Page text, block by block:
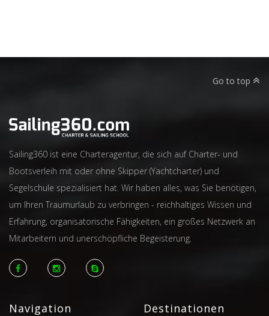
Go to top
Sailing360 ist eine Charteragentur, die sich auf Charter- und
Bootsverleih mit oder ohne Skipper (Yachtcharter) und
Segelschule spezialisiert hat. Wir haben alles, was Sie benötigen,
um Ihren Traumurlaub zu verbringen - reichhaltiges Wissen und
Erfahrung, organisatorische Fähigkeiten, ein großes Netzwerk an
Mitarbeitern und unerschöpfliche Begeisterung.
Navigation Destinationen